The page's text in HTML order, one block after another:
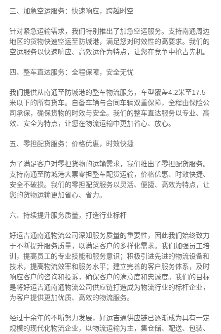
三、加急空运服务：快速响应，跨越时空
针对紧急运输需求，我们特别推出了加急空运服务。支持南通周边
地区的货物快速空运至防城港，满足您对时效性的高要求。我们的
空运服务以快速响应、高效运作为特点，让您在竞争中抢占先机。
四、整车直达服务：全程保障，安全无忧
我们提供从南通至防城港的整车物流服务，车型覆盖4.2米至17.5
米以下的所有货车。自备车辆与合同车辆双重保障，全程由保险公
司承保，确保货物的时效与安全。我们的整车直达服务以专业、高
效、安全为特点，让您在物流运输中更加省心、放心。
五、零担配货服务：价格优惠，时效快捷
为了满足客户对零担货物的运输需求，我们推出了零担配货服务。
支持南通至防城港大票零担整车配货运输，价格优惠、时效快捷、
安全不破损。我们的零担配货服务以灵活、便捷、高效为特点，让
您的货物运输更加省心、省力。
六、持续提升服务质量，打造行业标杆
好运吉通南通物流公司深知服务质量的重要性，因此我们始终致力
于不断提升服务质量，以满足客户的多样化需求。我们加强员工培
训，提高员工的专业技能和服务意识；积极引进先进的物流设备和
技术，提高物流效率和服务水平；建立完善的客户服务体系，及时
响应客户的咨询和投诉，确保客户的满意度和忠诚度。我们的目标
是将好运吉通南通物流公司供应链打造成为物流行业的标杆企业，
为客户提供更加优质、高效的物流服务。
经过十余年的不断努力发展，好运吉通供应链已逐渐成为具有一定
规模的现代化物流企业，以物流运输为主，集仓储、配送、包装、